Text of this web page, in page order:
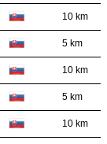
10 km
5 km
10 km
5 km
10 km